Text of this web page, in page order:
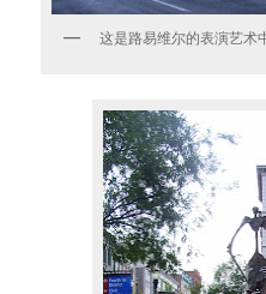
这是路易维尔的表演艺术